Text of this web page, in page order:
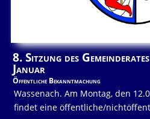
8. Sitzung des
Januar
Öffentliche Bekanntmachung
Wassenach. Am Montag, den
findet eine öffentliche/